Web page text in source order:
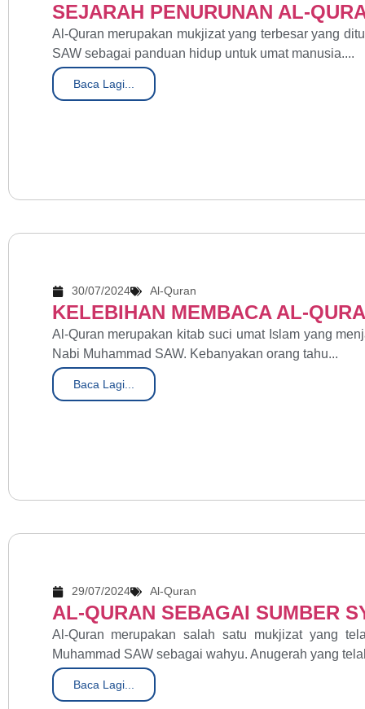
SEJARAH PENURUNAN AL-
Al-Quran merupakan mukjizat yang terbesar yang
SAW sebagai panduan hidup untuk umat manusia....
Baca Lagi...
30/07/2024 Al-Quran
KELEBIHAN MEMBACA AL-
Al-Quran merupakan kitab suci umat Islam yang
Nabi Muhammad SAW. Kebanyakan orang tahu...
Baca Lagi...
29/07/2024 Al-Quran
AL-QURAN SEBAGAI SUMBER
Al-Quran merupakan salah satu mukjizat yang
Muhammad SAW sebagai wahyu. Anugerah yang
Baca Lagi...